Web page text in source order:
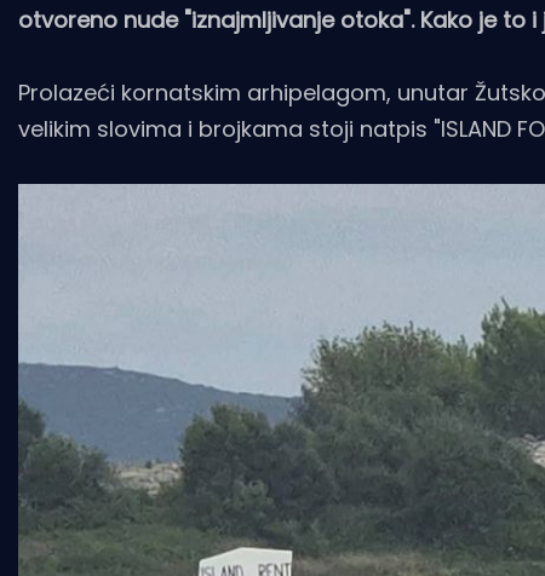
otvoreno nude "iznajmljivanje otoka". Kako je to
Prolazeći kornatskim arhipelagom, unutar
velikim slovima i brojkama stoji natpis "ISLAND